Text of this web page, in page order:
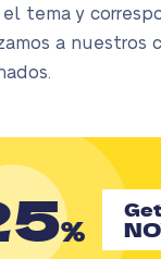
tema y
a nuestros
%